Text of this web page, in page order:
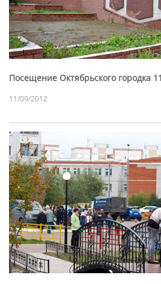
Посещение Октябрьского городка
11/09/2012